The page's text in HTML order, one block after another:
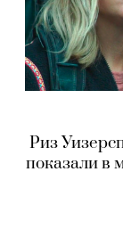
Риз
показали в